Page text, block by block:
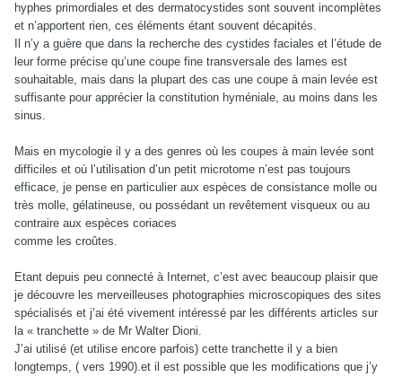
hyphes primordiales et des dermatocystides sont souvent incomplètes
et n’apportent rien, ces éléments étant souvent décapités.
Il n’y a guère que dans la recherche des cystides faciales et l’étude de
leur forme précise qu’une coupe fine transversale des lames est
souhaitable, mais dans la plupart des cas une coupe à main levée est
suffisante pour apprécier la constitution hyméniale, au moins dans les
sinus.
Mais en mycologie il y a des genres où les coupes à main levée sont
difficiles et où l’utilisation d’un petit microtome n’est pas toujours
efficace, je pense en particulier aux espèces de consistance molle ou
très molle, gélatineuse, ou possédant un revêtement visqueux ou au
contraire aux espèces coriaces
comme les croûtes.
Etant depuis peu connecté à Internet, c’est avec beaucoup plaisir que
je découvre les merveilleuses photographies microscopiques des sites
spécialisés et j’ai été vivement intéressé par les différents articles sur
la « tranchette » de Mr Walter Dioni.
J’ai utilisé (et utilise encore parfois) cette tranchette il y a bien
longtemps, ( vers 1990).et il est possible que les modifications que j’y